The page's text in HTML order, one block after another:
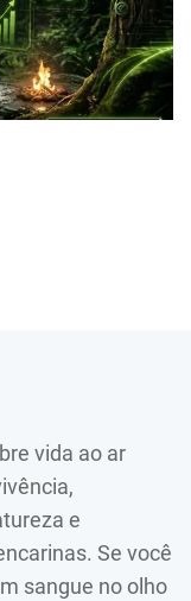
vida ao ar
e
Se você
sangue no olho